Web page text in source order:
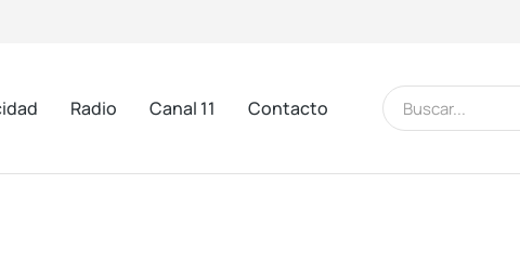
Radio Canal 11 Contacto